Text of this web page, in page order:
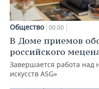
Общество 00:00
В Доме приемов
российского
Завершается работа над
искусств ASG»